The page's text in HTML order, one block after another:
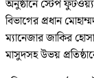
অনুষ্ঠানে স্টেপ
বিভাগের প্রধান
ম্যানেজার জাকির
মাসুদসহ উভয়